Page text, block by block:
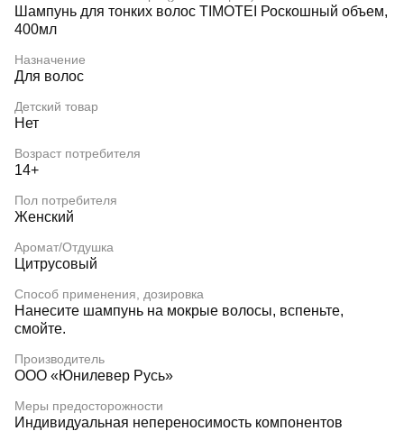
Шампунь для тонких волос TIMOTEI Роскошный объем,
400мл
Назначение
Для волос
Детский товар
Нет
Возраст потребителя
14+
Пол потребителя
Женский
Аромат/Отдушка
Цитрусовый
Способ применения, дозировка
Нанесите шампунь на мокрые волосы, вспеньте,
смойте.
Производитель
ООО «Юнилевер Русь»
Меры предосторожности
Индивидуальная непереносимость компонентов